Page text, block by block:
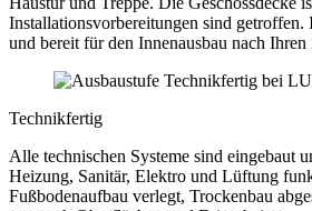
Installationsvorbereitungen sind getroffen.
und bereit für den Innenausbau nach
Technikfertig
Alle technischen Systeme sind eingebaut
Heizung, Sanitär, Elektro und Lüftung
Fußbodenaufbau verlegt, Trockenbau